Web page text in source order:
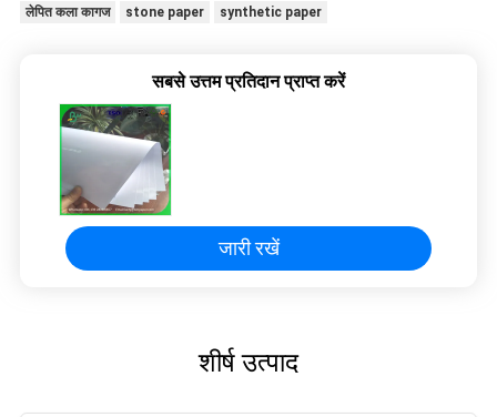
लेपित कला कागज stone paper synthetic paper
सबसे उत्तम प्रतिदान प्राप्त करें
जारी रखें
शीर्ष उत्पाद